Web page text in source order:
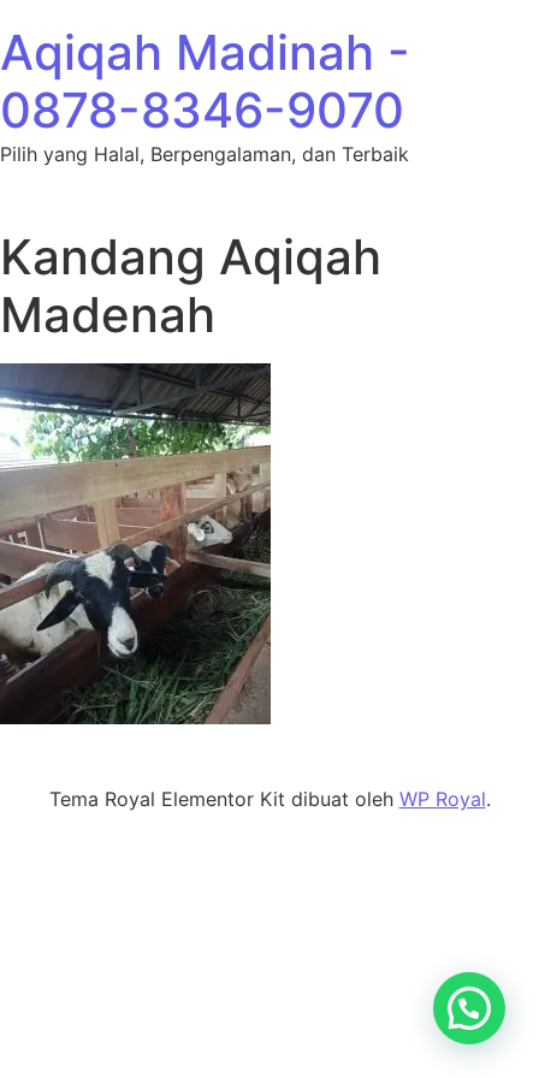
Aqiqah Madinah -
0878-8346-9070
Pilih yang Halal, Berpengalaman, dan Terbaik
Kandang Aqiqah
Madenah
Tema Royal Elementor Kit dibuat oleh WP Royal.